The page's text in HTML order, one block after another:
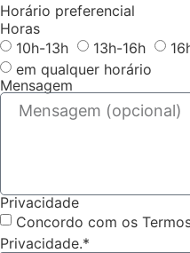
Horário preferencial
Horas
10h-13h
13h-16h
em qualquer horário
Mensagem
Privacidade
Concordo com os
Privacidade.*